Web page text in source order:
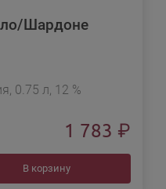
Шардоне
0.75 л, 12 %
1 783 ₽
В корзину